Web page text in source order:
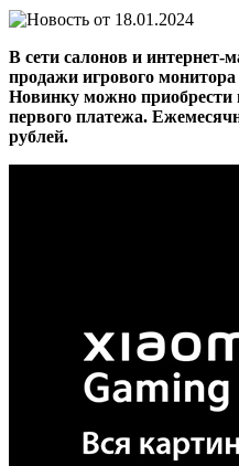
18.01.2024
В сети салонов и интернет-
продажи игрового
Новинку можно приобрести
первого платежа.
рублей.